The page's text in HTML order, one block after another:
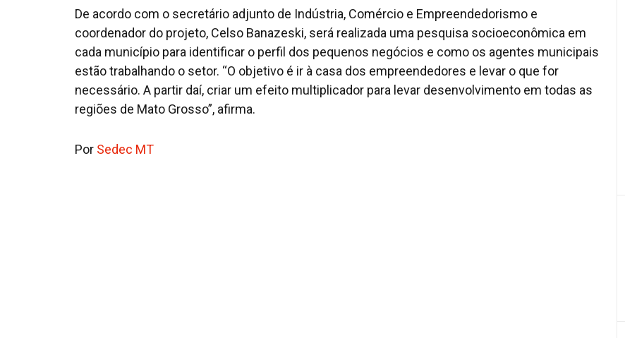
De acordo com o secretário adjunto de Indústria, Comércio e Empreendedorismo e
coordenador do projeto, Celso Banazeski, será realizada uma pesquisa socioeconômica em
cada município para identificar o perfil dos pequenos negócios e como os agentes municipais
estão trabalhando o setor. “O objetivo é ir à casa dos empreendedores e levar o que for
necessário. A partir daí, criar um efeito multiplicador para levar desenvolvimento em todas as
regiões de Mato Grosso”, afirma.
Por Sedec MT